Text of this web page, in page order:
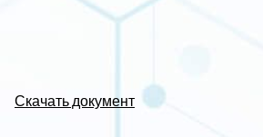
Скачать документ